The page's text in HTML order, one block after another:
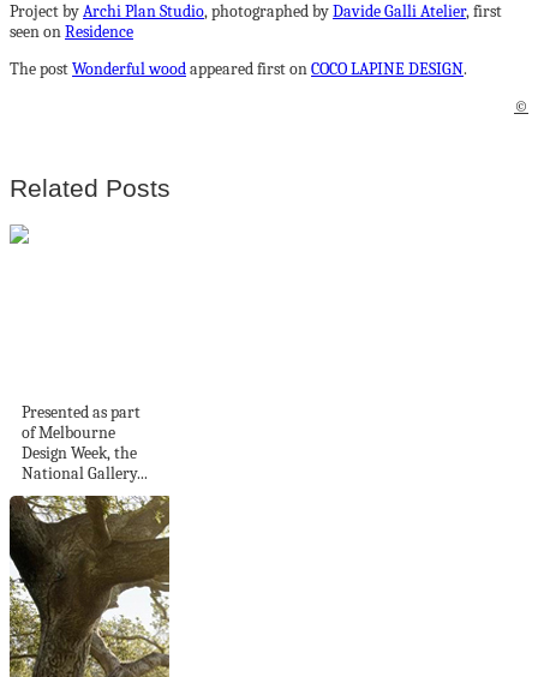
Project byArchi Plan Studio, photographed byDavide Galli Atelier, first
seen onResidence
The postWonderful woodappeared first onCOCO LAPINE DESIGN.
©
Related Posts
Presented as part
of Melbourne
Design Week, the
National Gallery...